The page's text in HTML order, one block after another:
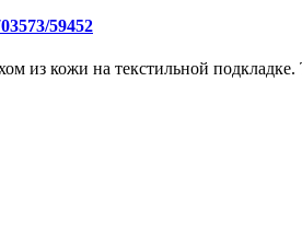
59452
из кожи на текстильной